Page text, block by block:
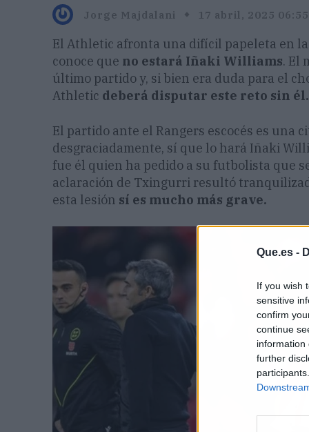
Que.es -
If you wish
sensitive
confirm
continue
information
further
Jorge Majdalani 17 abril, 2025 06:55
El Athletic afronta una difícil papeleta en
conoce que no estará Iñaki Williams. El
último partido y, si bien era duda para el
Athletic deberá disputar este reto sin él.
El partido ante el Rangers escocés es una
desgraciadamente, sí que lo hará Iñaki
fue él quien ha pedido a su futbolista que
aclaración de Txingurri resultó
esta lesión sí es mucho más grave.